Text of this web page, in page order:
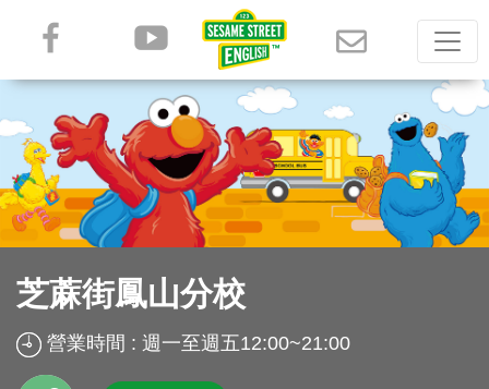
芝蔴街鳳山分校
營業時間 : 週一至週五12:00~21:00